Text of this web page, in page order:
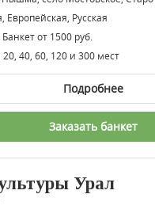
Русская
от 1500 руб.
20, 40, 60, 120 и 300 мест
Подробнее
Заказать банкет
Урал